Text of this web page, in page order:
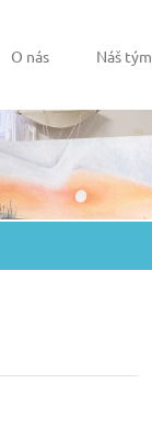
O nás Náš tým